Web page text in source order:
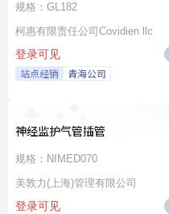
规格：GL182
柯惠有限责任公司Covidien llc
登录可见
站点经销 青海公司
神经监护气管插管
规格：NIMED070
美敦力(上海)管理有限公司
登录可见